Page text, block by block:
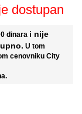
dostupan
dinara i nije
U tom
cenovniku City